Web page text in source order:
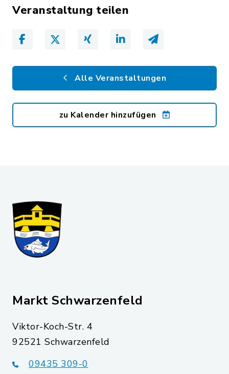
Veranstaltung teilen
Alle Veranstaltungen
zu Kalender hinzufügen
Markt Schwarzenfeld
Viktor-Koch-Str. 4
92521 Schwarzenfeld
09435 309-0